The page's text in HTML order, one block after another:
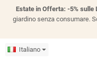
Estate in Offerta: -5% sulle
giardino senza consumare.
Italiano